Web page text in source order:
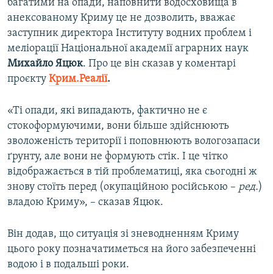
багатими на опади, наповнити водосховища в
анексованому Криму це не дозволить, вважає
заступник директора Інституту водних проблем і
меліорації Національної академії аграрних наук
Михайло Яцюк. Про це він сказав у коментарі
проєкту Крим.Реалії.
«Ті опади, які випадають, фактично не є
стокоформуючими, вони більше здійснюють
зволоженість території і поповнюють вологозапаси
ґрунту, але вони не формують стік. І це чітко
відображається в тій проблематиці, яка сьогодні ж
знову стоїть перед (окупаційною російською – ред.)
владою Криму», – сказав Яцюк.
Він додав, що ситуація зі зневодненням Криму
цього року позначатиметься на його забезпеченні
водою і в подальші роки.